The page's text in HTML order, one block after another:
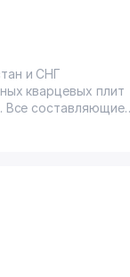
и СНГ
кварцевых плит
Все составляющие